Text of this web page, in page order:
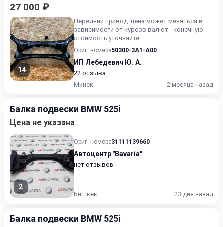
27 000 ₽
14
Передний привод. цена может меняться в
зависимости от курсов валют - конечную
стоимость уточняйте.
Ориг. номера50300-3A1-A00
ИП Лебедевич Ю. А.
22 отзыва
Минск
2 месяца назад
Балка подвески BMW 525i
Цена не указана
2
Ориг. номера31111139660
Автоцентр "Bavaria"
нет отзывов
Бишкек 23 дня назад
Балка подвески BMW 525i